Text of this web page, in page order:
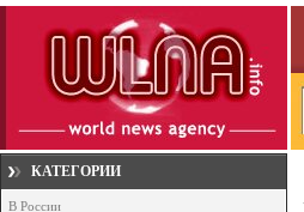
КАТЕГОРИИ
В России